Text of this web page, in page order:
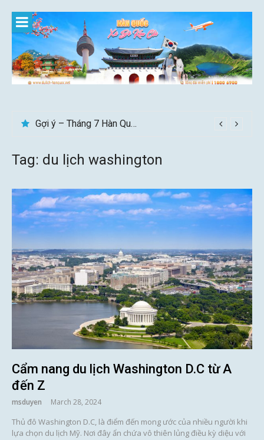
content
Gợi ý – Tháng 7 Hàn Quốc nên đi đâu, mặc gì đẹp?
Tag: du lịch washington
Cẩm nang du lịch Washington D.C từ A
đến Z
msduyen March 28, 2024
Thủ đô Washington D.C, là điểm đến mong ước của nhiều người khi
lựa chọn du lịch Mỹ. Nơi đây ẩn chứa vô thiên lủng điều kỳ diệu với